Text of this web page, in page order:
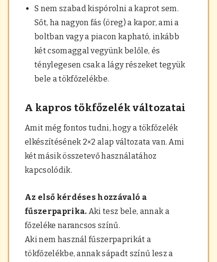
S nem szabad kispórolni a kaprot sem.
Sőt, ha nagyon fás (öreg) a kapor, ami a
boltban vagy a piacon kapható, inkább
két csomaggal vegyünk belőle, és
ténylegesen csak a lágy részeket tegyük
bele a tökfőzelékbe.
A kapros tökfőzelék változatai
Amit még fontos tudni, hogy a tökfőzelék
elkészítésének 2×2 alap változata van. Ami
két másik összetevő használatához
kapcsolódik.
Az első kérdéses hozzávaló a
fűszerpaprika. Aki tesz bele, annak a
főzeléke narancsos színű.
Aki nem használ fűszerpaprikát a
tökfőzelékbe, annak sápadt színű lesz a